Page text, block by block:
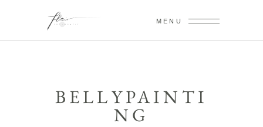
MENU
BELLYPAINTI
NG